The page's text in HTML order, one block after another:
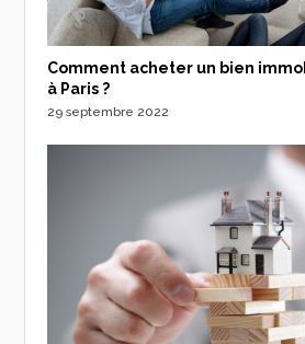
Comment acheter un bien
à Paris ?
29 septembre 2022